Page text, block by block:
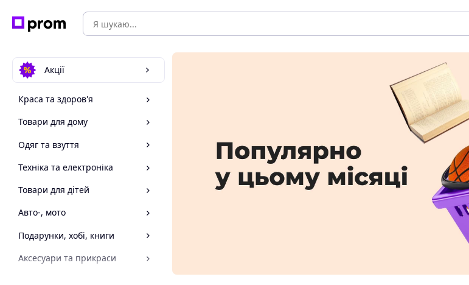
Акції
Краса та здоров'я
Товари для дому
Одяг та взуття
Техніка та електроніка
Товари для дітей
Авто-, мото
Подарунки, хобі, книги
Аксесуари та прикраси